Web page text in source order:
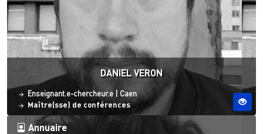
DANIEL VERON
Statut
Enseignant.e-chercheur.e Site ESO
Caen
Maître(sse) de conférences
Annuaire